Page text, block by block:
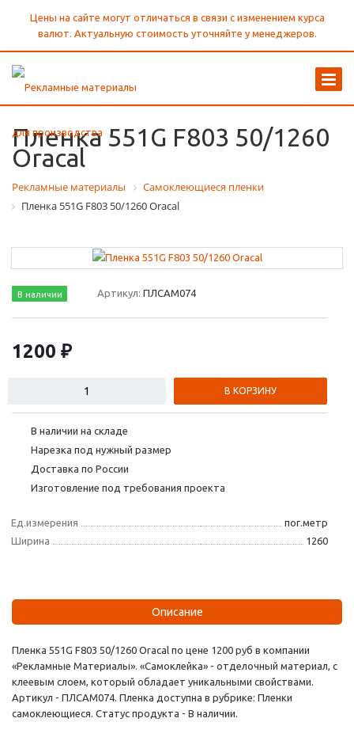
Цены на сайте могут отличаться в связи с изменением курса
валют. Актуальную стоимость уточняйте у менеджеров.
Пленка 551G F803 50/1260
Oracal
Рекламные материалы
Самоклеющиеся пленки
Пленка 551G F803 50/1260 Oracal
В наличии Артикул:ПЛСАМ074
1200 ₽
В КОРЗИНУ
В наличии на складе
Нарезка под нужный размер
Доставка по России
Изготовление под требования проекта
Ед.измерения
пог.метр
Ширина
1260
Описание
Пленка 551G F803 50/1260 Oracal по цене 1200 руб в компании
«Рекламные Материалы». «Самоклейка» - отделочный материал, с
клеевым слоем, который обладает уникальными свойствами.
Артикул - ПЛСАМ074. Пленка доступна в рубрике: Пленки
самоклеющиеся. Статус продукта - В наличии.